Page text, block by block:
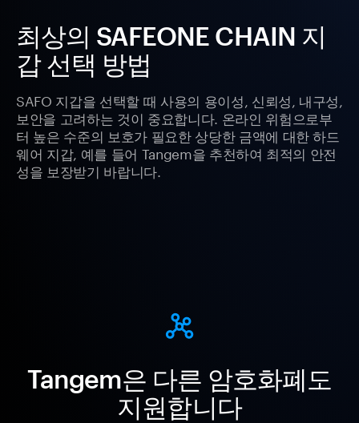
최상의 SAFEONE CHAIN 지
갑 선택 방법
SAFO 지갑을 선택할 때 사용의 용이성, 신뢰성, 내구성,
보안을 고려하는 것이 중요합니다. 온라인 위험으로부
터 높은 수준의 보호가 필요한 상당한 금액에 대한 하드
웨어 지갑, 예를 들어 Tangem을 추천하여 최적의 안전
성을 보장받기 바랍니다.
Tangem은 다른 암호화폐도
지원합니다